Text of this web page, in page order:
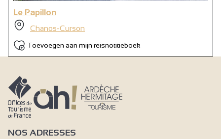
Koffiezetapparaat
Inductie kookplaat
Koffiezetapparaat
Dubbele beglazing
Televisie
Wifi Internet
Douche
Le Papillon
Chanos-Curson
Toevoegen aan mijn reisnotitieboek
NOS ADRESSES